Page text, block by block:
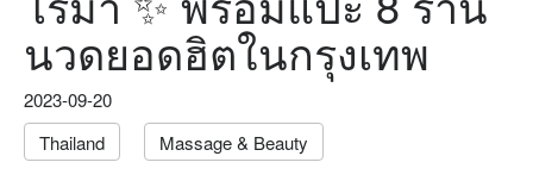
นวดยอดฮิตในกรุงเทพ
2023-09-20
Thailand
Massage & Beauty